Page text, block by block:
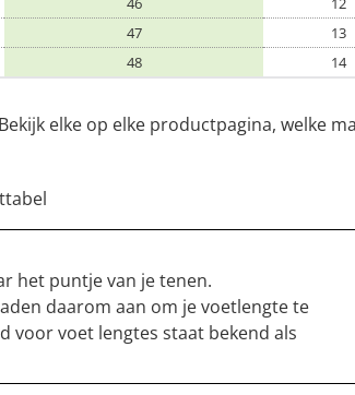
47 13
48 14
elke op elke productpagina, welke
het puntje van je tenen.
daarom aan om je voetlengte te
voor voet lengtes staat bekend als